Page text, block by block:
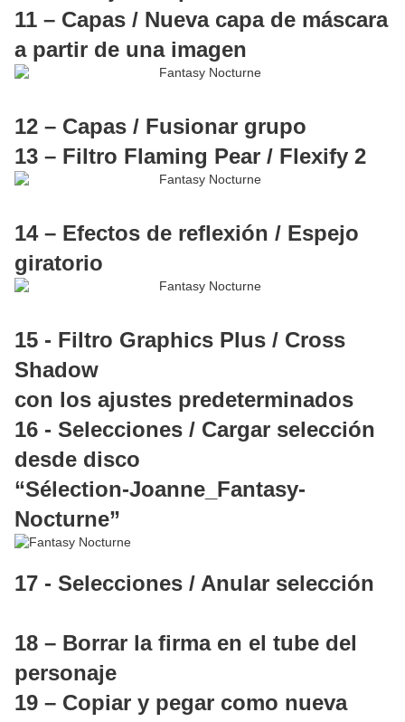
11 – Capas / Nueva capa de máscara
a partir de una imagen
12 – Capas / Fusionar grupo
13 – Filtro Flaming Pear / Flexify 2
14 – Efectos de reflexión / Espejo
giratorio
15 - Filtro Graphics Plus / Cross
Shadow
con los ajustes predeterminados
16 - Selecciones / Cargar selección
desde disco
“Sélection-Joanne_Fantasy-
Nocturne”
17 - Selecciones / Anular selección
18 – Borrar la firma en el tube del
personaje
19 – Copiar y pegar como nueva